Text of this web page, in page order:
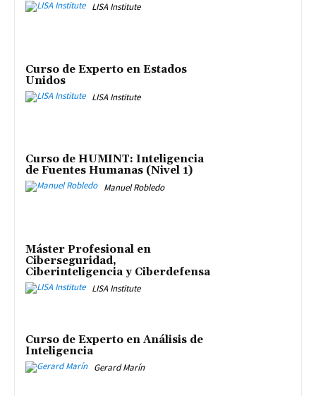
LISA Institute
Curso de Experto en Estados
Unidos
LISA Institute
Curso de HUMINT: Inteligencia
de Fuentes Humanas (Nivel 1)
Manuel Robledo
Máster Profesional en
Ciberseguridad,
Ciberinteligencia y Ciberdefensa
LISA Institute
Curso de Experto en Análisis de
Inteligencia
Gerard Marín